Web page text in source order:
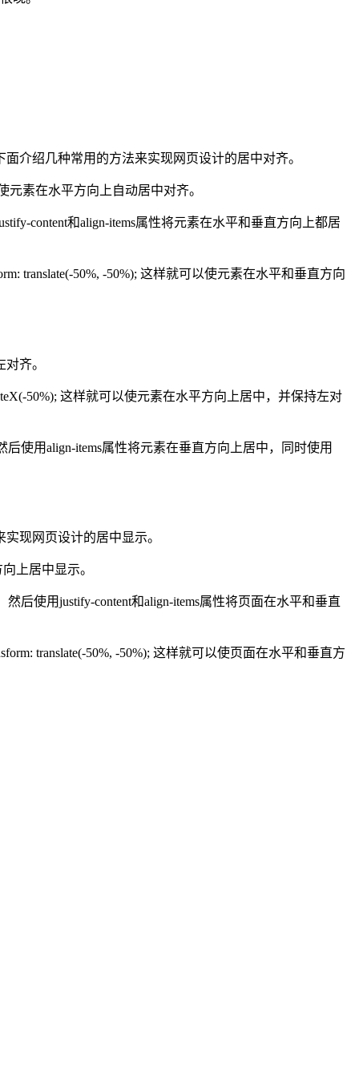
介绍几种常用的方法来实现网页设计的居中对齐。
素在水平方向上自动居中对齐。
content和align-items属性将元素在水平和垂直方向上都居
translate(-50%, -50%); 这样就可以使元素在水平和垂直方向
齐。
50%); 这样就可以使元素在水平方向上居中，并保持左对
使用align-items属性将元素在垂直方向上居中，同时使用
现网页设计的居中显示。
上居中显示。
后使用justify-content和align-items属性将页面在水平和垂直
translate(-50%, -50%); 这样就可以使页面在水平和垂直方